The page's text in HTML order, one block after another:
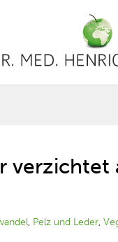
verzichtet
, Pelz und Leder,